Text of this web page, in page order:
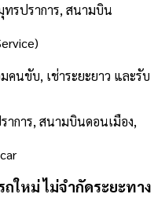
รปราการ, สนามบิน
คนขับ, เช่าระยะยาว และรับ
การ, สนามบินดอนเมือง,
ถใหม่ ไม่จำกัดระยะทาง